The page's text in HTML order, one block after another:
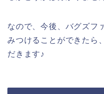
なので、今後、バグズフ
みつけることができたら
だきます♪